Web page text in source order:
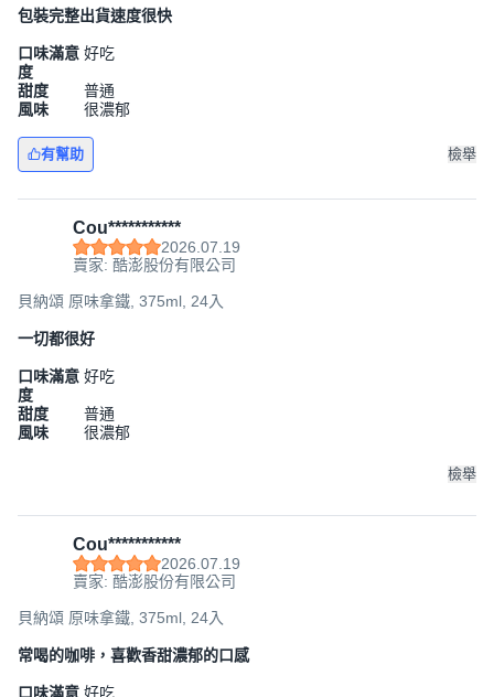
包裝完整出貨速度很快
口味滿意
度
好吃
甜度
普通
風味
很濃郁
有幫助 檢舉
Cou***********
2026.07.19
賣家: 酷澎股份有限公司
貝納頌 原味拿鐵, 375ml, 24入
一切都很好
口味滿意
度
好吃
甜度
普通
風味
很濃郁
檢舉
Cou***********
2026.07.19
賣家: 酷澎股份有限公司
貝納頌 原味拿鐵, 375ml, 24入
常喝的咖啡，喜歡香甜濃郁的口感
口味滿意 好吃